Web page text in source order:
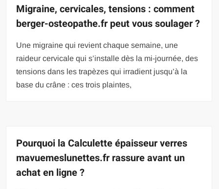
Migraine, cervicales, tensions : comment
berger-osteopathe.fr peut vous soulager ?
Une migraine qui revient chaque semaine, une
raideur cervicale qui s’installe dès la mi-journée, des
tensions dans les trapèzes qui irradient jusqu’à la
base du crâne : ces trois plaintes,
Pourquoi la Calculette épaisseur verres
mavuemeslunettes.fr rassure avant un
achat en ligne ?